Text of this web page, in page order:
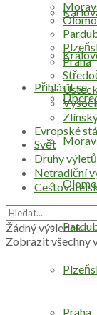
Přihlásit se
Praha
Praha
Evropské
Svět
Druhy výletů
Netradiční
Žádný výsledek
Zobrazit všechny